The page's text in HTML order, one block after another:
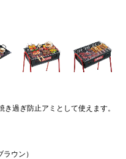
過ぎ防止アミとして使えます。
ウン）